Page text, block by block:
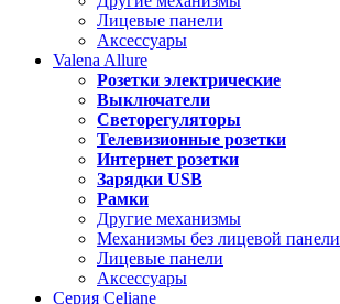
Лицевые панели
Аксессуары
Valena Allure
Розетки электрические
Выключатели
Светорегуляторы
Телевизионные розетки
Интернет розетки
Зарядки USB
Рамки
Другие механизмы
Механизмы без лицевой панели
Лицевые панели
Аксессуары
Серия Celiane